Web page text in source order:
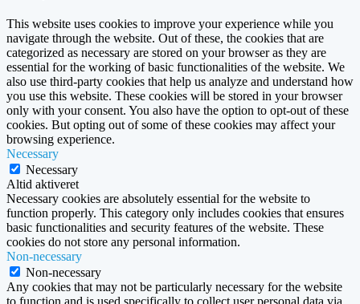
This website uses cookies to improve your experience while you
navigate through the website. Out of these, the cookies that are
categorized as necessary are stored on your browser as they are
essential for the working of basic functionalities of the website. We
also use third-party cookies that help us analyze and understand how
you use this website. These cookies will be stored in your browser
only with your consent. You also have the option to opt-out of these
cookies. But opting out of some of these cookies may affect your
browsing experience.
Necessary
Necessary
Altid aktiveret
Necessary cookies are absolutely essential for the website to
function properly. This category only includes cookies that ensures
basic functionalities and security features of the website. These
cookies do not store any personal information.
Non-necessary
Non-necessary
Any cookies that may not be particularly necessary for the website
to function and is used specifically to collect user personal data via